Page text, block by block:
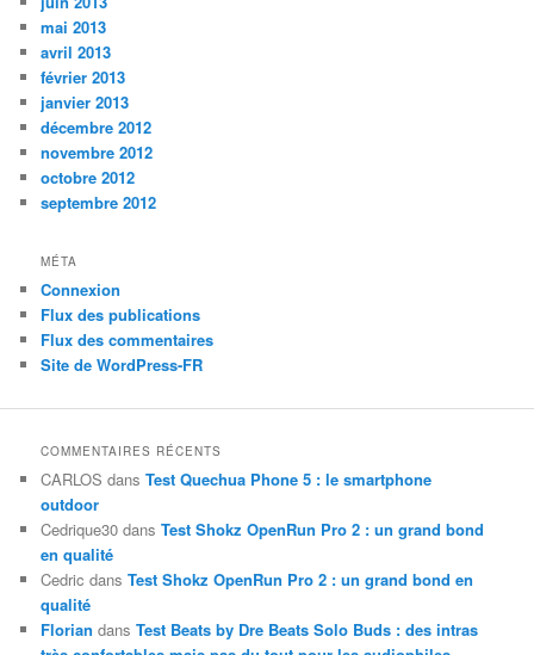
mai 2013
avril 2013
février 2013
janvier 2013
décembre 2012
novembre 2012
octobre 2012
septembre 2012
MÉTA
Connexion
Flux des publications
Flux des commentaires
Site de WordPress-FR
COMMENTAIRES RÉCENTS
CARLOS dansTest Quechua Phone 5 : le smartphone
outdoor
Cedrique30 dansTest Shokz OpenRun Pro 2 : un grand bond
en qualité
Cedric dansTest Shokz OpenRun Pro 2 : un grand bond en
qualité
Florian dansTest Beats by Dre Beats Solo Buds : des intras